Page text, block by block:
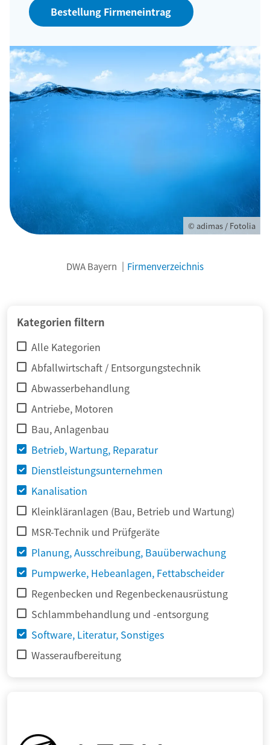
Bestellung Firmeneintrag
© adimas / Fotolia
DWA Bayern Firmenverzeichnis
Kategorien filtern
Alle Kategorien
Abfallwirtschaft / Entsorgungstechnik
Abwasserbehandlung
Antriebe, Motoren
Bau, Anlagenbau
Betrieb, Wartung, Reparatur
Dienstleistungsunternehmen
Kanalisation
Kleinkläranlagen (Bau, Betrieb und Wartung)
MSR-Technik und Prüfgeräte
Planung, Ausschreibung, Bauüberwachung
Pumpwerke, Hebeanlagen, Fettabscheider
Regenbecken und Regenbeckenausrüstung
Schlammbehandlung und -entsorgung
Software, Literatur, Sonstiges
Wasseraufbereitung